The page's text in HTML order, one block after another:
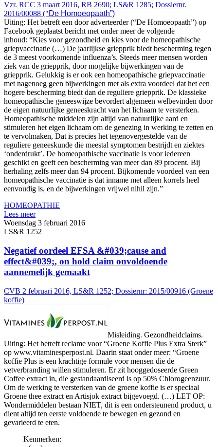
Vzr. RCC 3 maart 2016, RB 2690; LS&R 1285; Dossiernr.
2016/00088 ("De Homoeopaath”)
Uiting: Het betreft een door adverteerder (“De Homoeopaath”) op
Facebook geplaatst bericht met onder meer de volgende
inhoud: “Kies voor gezondheid en kies voor de homeopathische
griepvaccinatie (…) De jaarlijkse griepprik biedt bescherming tegen
de 3 meest voorkomende influenza’s. Steeds meer mensen worden
ziek van de griepprik, door mogelijke bijwerkingen van de
griepprik. Gelukkig is er ook een homeopathische griepvaccinatie
met nagenoeg geen bijwerkingen met als extra voordeel dat het een
hogere bescherming biedt dan de reguliere griepprik. De klassieke
homeopathische geneeswijze bevordert algemeen welbevinden door
de eigen natuurlijke geneeskracht van het lichaam te versterken.
Homeopathische middelen zijn altijd van natuurlijke aard en
stimuleren het eigen lichaam om de genezing in werking te zetten en
te vervolmaken, Dat is precies het tegenovergestelde van de
reguliere geneeskunde die meestal symptomen bestrijdt en ziektes
‘onderdrukt’. De homeopathische vaccinatie is voor iedereen
geschikt en geeft een bescherming van meer dan 89 procent. Bij
herhaling zelfs meer dan 94 procent. Bijkomende voordeel van een
homeopathische vaccinatie is dat inname met alleen korrels heel
eenvoudig is, en de bijwerkingen vrijwel nihil zijn.”
HOMEOPATHIE
Lees meer
Woensdag 3 februari 2016
LS&R 1252
Negatief oordeel EFSA &#039;cause and
effect&#039;, on hold claim onvoldoende
aannemelijk gemaakt
CVB 2 februari 2016, LS&R 1252; Dossiernr: 2015/00916 (Groene
koffie)
Misleiding. Gezondheidclaims.
Uiting: Het betreft reclame voor “Groene Koffie Plus Extra Sterk”
op www.vitaminesperpost.nl. Daarin staat onder meer: “Groene
koffie Plus is een krachtige formule voor mensen die de
vetverbranding willen stimuleren. Er zit hooggedoseerde Green
Coffee extract in, die gestandaardiseerd is op 50% Chlorogeenzuur.
Om de werking te versterken van de groene koffie is er speciaal
Groene thee extract en Artisjok extract bijgevoegd. (…) LET OP:
Wondermiddelen bestaan NIET, dit is een ondersteunend product, u
dient altijd ten eerste voldoende te bewegen en gezond en
gevarieerd te eten.
Kenmerken: